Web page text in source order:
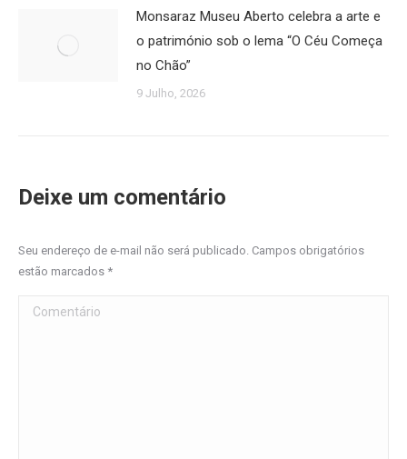
Monsaraz Museu Aberto celebra a arte e
o património sob o lema “O Céu Começa
no Chão”
9 Julho, 2026
Deixe um comentário
Seu endereço de e-mail não será publicado. Campos obrigatórios
estão marcados *
Comentário